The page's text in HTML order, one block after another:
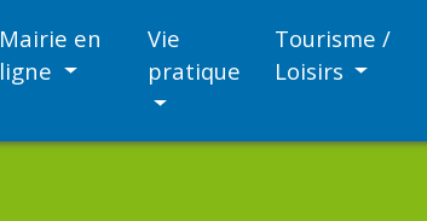
Mairie en
ligne
Vie
pratique
Tourisme /
Loisirs